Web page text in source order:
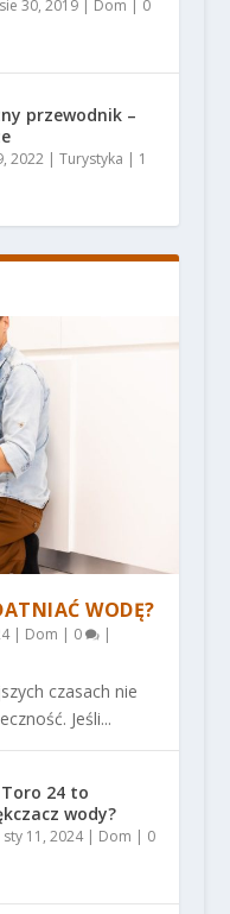
sie 30, 2019| Dom
0
przewodnik –
2022| Turystyka | 1
WODĘ?
| Dom | 0 |
czasach nie
Jeśli...
24 to
wody?
sty 11, 2024| Dom | 0